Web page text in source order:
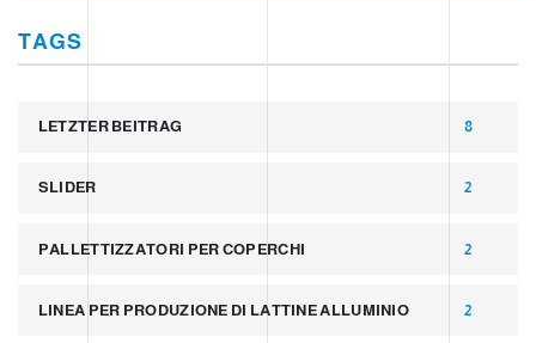
TAGS
LETZTER BEITRAG 8
SLIDER 2
PALLETTIZZATORI PER COPERCHI 2
LINEA PER PRODUZIONE DI LATTINE ALLUMINIO 2